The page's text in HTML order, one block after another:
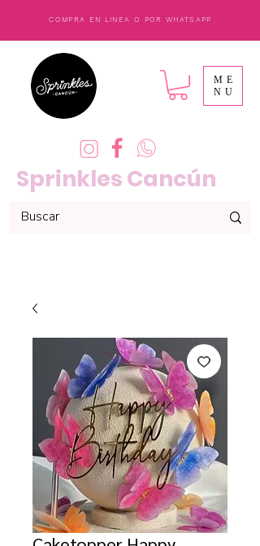
COMPRA EN LINEA O POR WHATSAPP
Sprinkles Cancún
ME
NU